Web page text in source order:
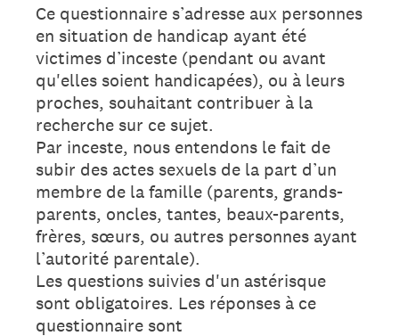
Ce questionnaire s’adresse aux personnes
en situation de handicap ayant été
victimes d’inceste (pendant ou avant
qu'elles soient handicapées), ou à leurs
proches, souhaitant contribuer à la
recherche sur ce sujet.
Par inceste, nous entendons le fait de
subir des actes sexuels de la part d’un
membre de la famille (parents, grands-
parents, oncles, tantes, beaux-parents,
frères, sœurs, ou autres personnes ayant
l’autorité parentale).
Les questions suivies d'un astérisque
sont obligatoires. Les réponses à ce
questionnaire sont